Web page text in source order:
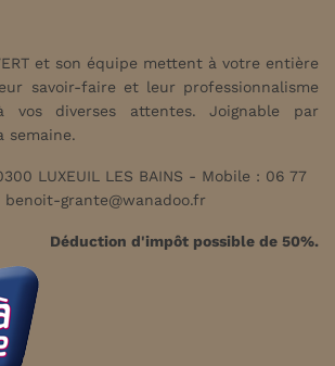
et son équipe mettent à votre entière
savoir-faire et leur professionnalisme
vos diverses attentes. Joignable par
semaine.
LUXEUIL LES BAINS - Mobile : 06 77
benoit-grante@wanadoo.fr
Déduction d'impôt possible de 50%.